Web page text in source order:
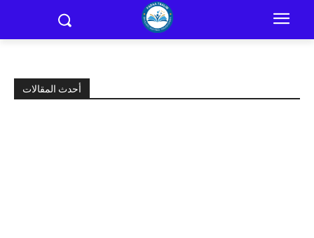
أحدث المقالات